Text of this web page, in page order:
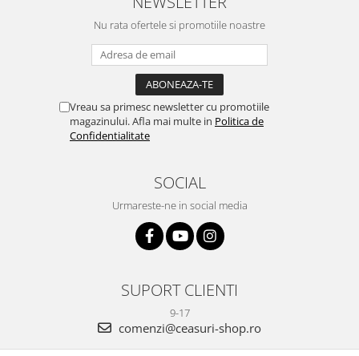
Nu rata ofertele si promotiile noastre
Vreau sa primesc newsletter cu promotiile
magazinului. Afla mai multe in Politica de
Confidentialitate
SOCIAL
Urmareste-ne in social media
SUPORT CLIENTI
9-17
comenzi@ceasuri-shop.ro